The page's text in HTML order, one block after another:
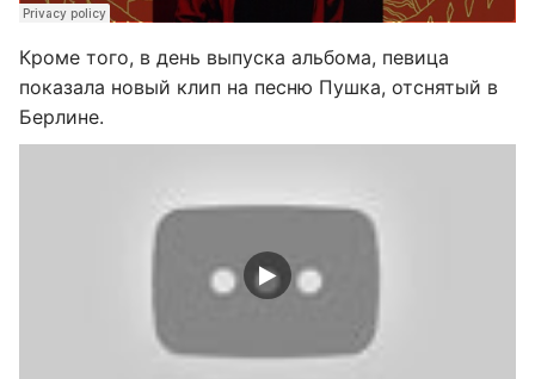
Кроме того, в день выпуска альбома, певица
показала новый клип на песню Пушка, отснятый в
Берлине.